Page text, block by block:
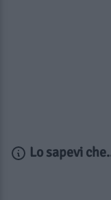
Lo sapevi